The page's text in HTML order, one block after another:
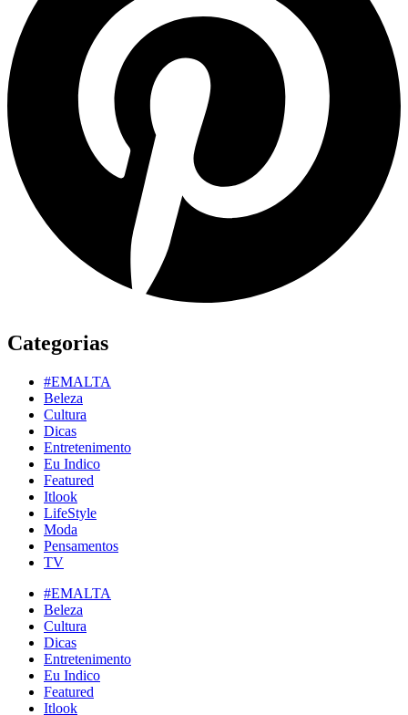
Categorias
#EMALTA
Beleza
Cultura
Dicas
Entretenimento
Eu Indico
Featured
Itlook
LifeStyle
Moda
Pensamentos
TV
#EMALTA
Beleza
Cultura
Dicas
Entretenimento
Eu Indico
Featured
Itlook